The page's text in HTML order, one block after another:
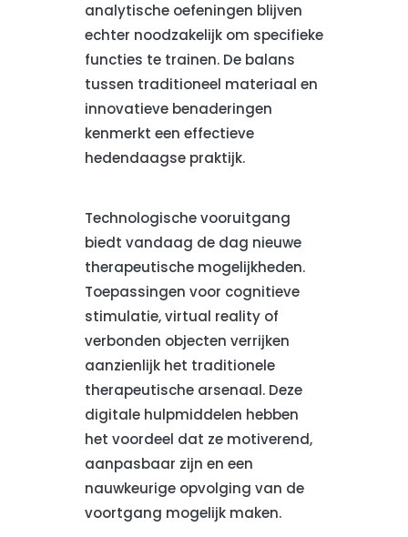
analytische oefeningen blijven
echter noodzakelijk om specifieke
functies te trainen. De balans
tussen traditioneel materiaal en
innovatieve benaderingen
kenmerkt een effectieve
hedendaagse praktijk.
Technologische vooruitgang
biedt vandaag de dag nieuwe
therapeutische mogelijkheden.
Toepassingen voor cognitieve
stimulatie, virtual reality of
verbonden objecten verrijken
aanzienlijk het traditionele
therapeutische arsenaal. Deze
digitale hulpmiddelen hebben
het voordeel dat ze motiverend,
aanpasbaar zijn en een
nauwkeurige opvolging van de
voortgang mogelijk maken.